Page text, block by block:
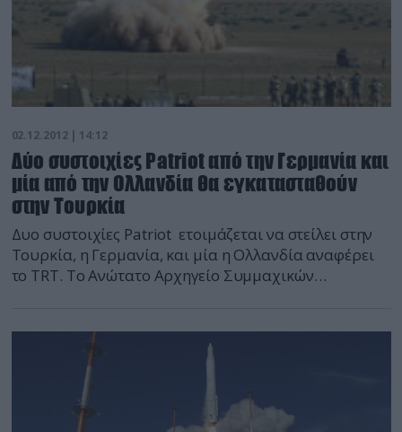
02.12.2012 | 14:12
Δύο συστοιχίες Patriot από την Γερμανία και
μία από την Ολλανδία θα εγκατασταθούν
στην Τουρκία
Δυο συστοιχίες Patriot ετοιμάζεται να στείλει στην
Τουρκία, η Γερμανία, και μία η Ολλανδία αναφέρει
το TRT. Το Ανώτατο Αρχηγείο Συμμαχικών
με τις πληροφορίες που δόθηκαν από τις νατοϊκές
πηγές ολοκληρώθηκαν οι εργασίες στρατιωτικού
σχεδιασμού σχετικά με το αντιπυραυλικό σύστημα
Patriot που απαίτησε η […]